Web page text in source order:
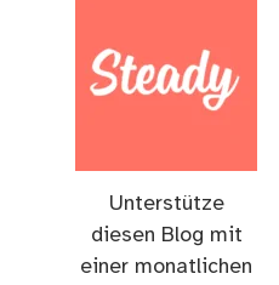
Unterstütze
diesen Blog mit
einer monatlichen